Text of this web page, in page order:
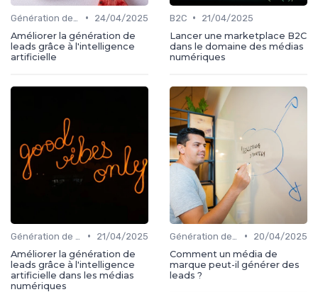
•
24/04/2025
Améliorer la génération de
leads grâce à l'intelligence
artificielle
B2C •
21/04/2025
Lancer une marketplace B2C
dans le domaine des médias
numériques
•
21/04/2025
Améliorer la génération de
leads grâce à l'intelligence
artificielle dans les médias
numériques
•
20/04/2025
Comment un média de
marque peut-il générer des
leads ?